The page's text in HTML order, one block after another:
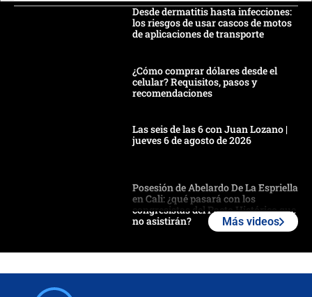
Desde dermatitis hasta infecciones:
los riesgos de usar cascos de motos
de aplicaciones de transporte
¿Cómo comprar dólares desde el
celular? Requisitos, pasos y
recomendaciones
Las seis de las 6 con Juan Lozano |
jueves 6 de agosto de 2026
Posesión de Abelardo De La Espriella
en Cali: ¿qué pasará con los
congresistas del Pacto Histórico que
no asistirán?
Más videos